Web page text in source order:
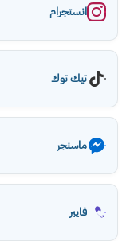
انستجرام
تيك توك
ماسنجر
فايبر